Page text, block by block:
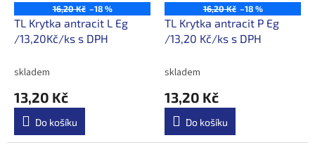
16,20 Kč –18 %
TL Krytka antracit L Eg
/13,20Kč/ks s DPH
skladem
13,20 Kč
Do košíku
16,20 Kč –18 %
TL Krytka antracit P Eg
/13,20 Kč/ks s DPH
skladem
13,20 Kč
Do košíku